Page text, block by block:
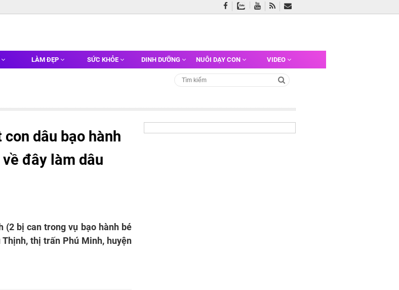
LÀM ĐẸP SỨC KHỎE DINH DƯỠNG NUÔI DẠY CON VIDEO
dâu bạo hành
đây làm dâu
(2 bị can trong vụ bạo hành bé
thị trấn Phú Minh, huyện